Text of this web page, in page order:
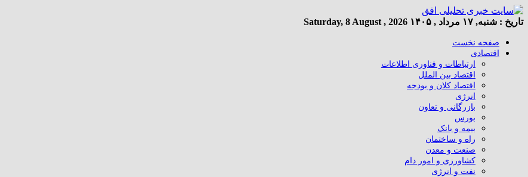
تاریخ : شنبه, ۱۷ مرداد , ۱۴۰۵ Saturday, 8 August , 2026
صفحه نخست
اقتصادی
ارتباطات و فناوری اطلاعات
اقتصاد بین الملل
اقتصاد کلان و بودجه
انرژی
بازرگانی و تعاون
بورس
بیمه و بانک
راه و ساختمان
صنعت و معدن
کشاورزی و امور دام
نفت و انرژی